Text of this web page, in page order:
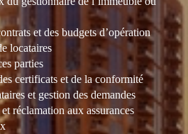
et des budgets d’opération
locataires
parties
certificats et de la conformité
et gestion des demandes
réclamation aux assurances